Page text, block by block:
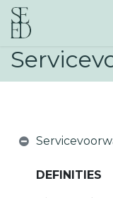
Skip to Content
DEFINITIES